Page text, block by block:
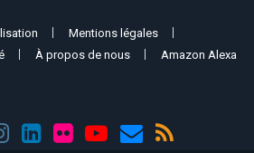
Mentions légales
À propos de nous Amazon Alexa